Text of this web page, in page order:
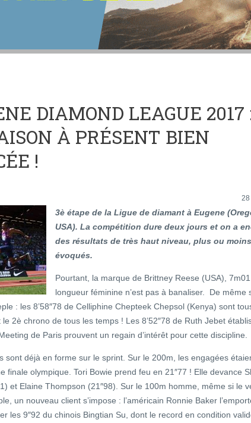
DIAMOND LEAGUE 2017
À PRÉSENT BIEN
!
28
3è étape de la Ligue de diamant à Eugene
USA). La compétition dure deux jours et on a
des résultats de très haut niveau, plus ou moins
évoqués.
Pourtant, la marque de Brittney Reese (USA),
longueur féminine n’est pas à banaliser. De même
: les 8’58″78 de Celliphine Chepteek Chepsol (Kenya) sont
2è chrono de tous les temps ! Les 8’52″78 de Ruth Jebet établis
de Paris prouvent un regain d’intérêt pour cette discipline.
sont déjà en forme sur le sprint. Sur le 200m, les engagées
finale olympique. Tori Bowie prend feu en 21″77 ! Elle devance
et Elaine Thompson (21″98). Sur le 100m homme, même si le
un nouveau client s’impose : l’américain Ronnie Baker
les 9″92 du chinois Bingtian Su, dont le record en condition